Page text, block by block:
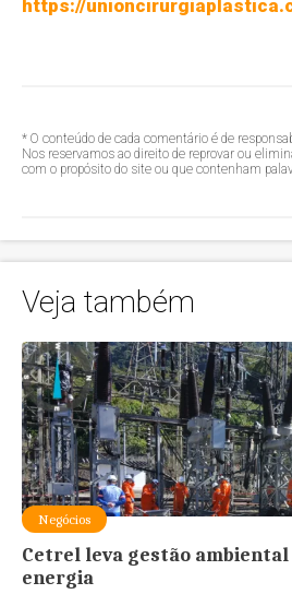
https://
* O conteúdo de cada comentário é de
Nos reservamos ao direito de reprovar ou
com o propósito do site ou que contenham
Veja também
Negócios
Cetrel leva gestão ambiental
energia